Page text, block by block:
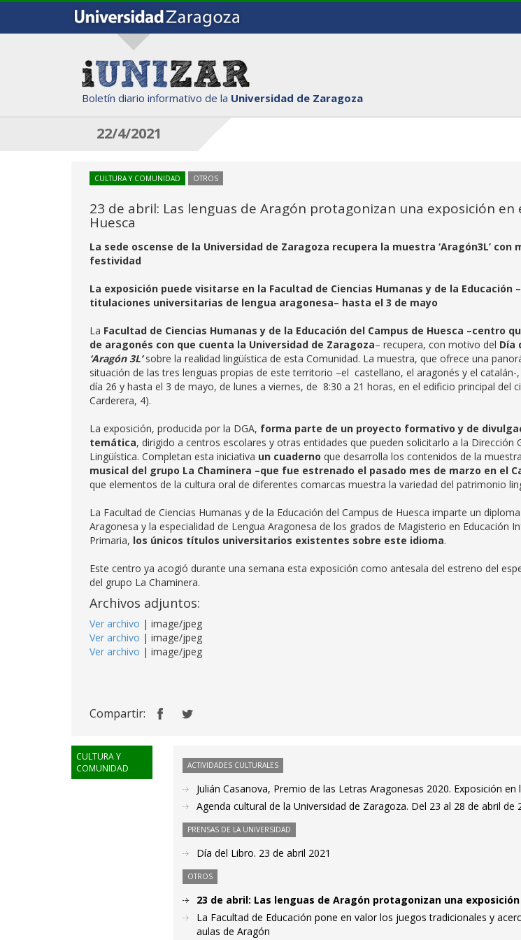
Boletín diario informativo de la Universidad de Zaragoza
22/4/2021
CULTURA Y COMUNIDAD OTROS
23 de abril: Las lenguas de Aragón protagonizan una exposición en
Huesca
La sede oscense de la Universidad de Zaragoza recupera la muestra ‘Aragón3L’ con
festividad
La exposición puede visitarse en la Facultad de Ciencias Humanas y de la Educación
titulaciones universitarias de lengua aragonesa– hasta el 3 de mayo
La Facultad de Ciencias Humanas y de la Educación del Campus de Huesca –centro
de aragonés con que cuenta la Universidad de Zaragoza– recupera, con motivo del Día
‘Aragón 3L’sobre la realidad lingüística de esta Comunidad. La muestra, que ofrece una
situación de las tres lenguas propias de este territorio –el castellano, el aragonés y el catalán-
día 26 y hasta el 3 de mayo, de lunes a viernes, de 8:30 a 21 horas, en el edificio principal del
Carderera, 4).
La exposición, producida por la DGA, forma parte de un proyecto formativo y de
temática, dirigido a centros escolares y otras entidades que pueden solicitarlo a la Dirección
Lingüística. Completan esta iniciativa un cuaderno que desarrolla los contenidos de la
musical del grupo La Chaminera –que fue estrenado el pasado mes de marzo en el
que elementos de la cultura oral de diferentes comarcas muestra la variedad del patrimonio
La Facultad de Ciencias Humanas y de la Educación del Campus de Huesca imparte un
Aragonesa y la especialidad de Lengua Aragonesa de los grados de Magisterio en Educación
Primaria, los únicos títulos universitarios existentes sobre este idioma.
Este centro ya acogió durante una semana esta exposición como antesala del estreno del
del grupo La Chaminera.
Archivos adjuntos:
Ver archivo | image/jpeg
Ver archivo | image/jpeg
Ver archivo | image/jpeg
Compartir:
CULTURA Y
COMUNIDAD
ACTIVIDADES CULTURALES
Julián Casanova, Premio de las Letras Aragonesas 2020. Exposición
Agenda cultural de la Universidad de Zaragoza. Del 23 al 28 de abril de
PRENSAS DE LA UNIVERSIDAD
Día del Libro. 23 de abril 2021
OTROS
23 de abril: Las lenguas de Aragón protagonizan una
La Facultad de Educación pone en valor los juegos tradicionales y
aulas de Aragón